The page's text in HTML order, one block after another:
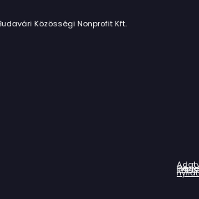
Közösségi Nonprofit Kft.